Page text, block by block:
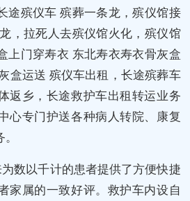
途殡仪车 殡葬一条龙，殡仪馆接
，拉死人去殡仪馆火化，殡仪馆
上门穿寿衣 东北寿衣寿衣骨灰盒
盒运送 殡仪车出租，长途殡葬车
返乡，长途救护车出租转运业务
心专门护送各种病人转院、康复
数以千计的患者提供了方便快捷
家属的一致好评。救护车内设自